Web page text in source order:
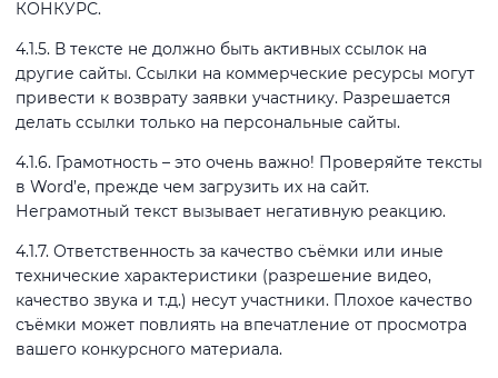
КОНКУРС.
4.1.5. В тексте не должно быть активных ссылок на
другие сайты. Ссылки на коммерческие ресурсы могут
привести к возврату заявки участнику. Разрешается
делать ссылки только на персональные сайты.
4.1.6. Грамотность – это очень важно! Проверяйте тексты
в Word’е, прежде чем загрузить их на сайт.
Неграмотный текст вызывает негативную реакцию.
4.1.7. Ответственность за качество съёмки или иные
технические характеристики (разрешение видео,
качество звука и т.д.) несут участники. Плохое качество
съёмки может повлиять на впечатление от просмотра
вашего конкурсного материала.